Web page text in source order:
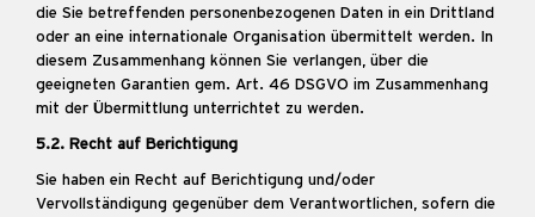
die Sie betreffenden personenbezogenen Daten in ein Drittland
oder an eine internationale Organisation übermittelt werden. In
diesem Zusammenhang können Sie verlangen, über die
geeigneten Garantien gem. Art. 46 DSGVO im Zusammenhang
mit der Übermittlung unterrichtet zu werden.
5.2. Recht auf Berichtigung
Sie haben ein Recht auf Berichtigung und/oder
Vervollständigung gegenüber dem Verantwortlichen, sofern die